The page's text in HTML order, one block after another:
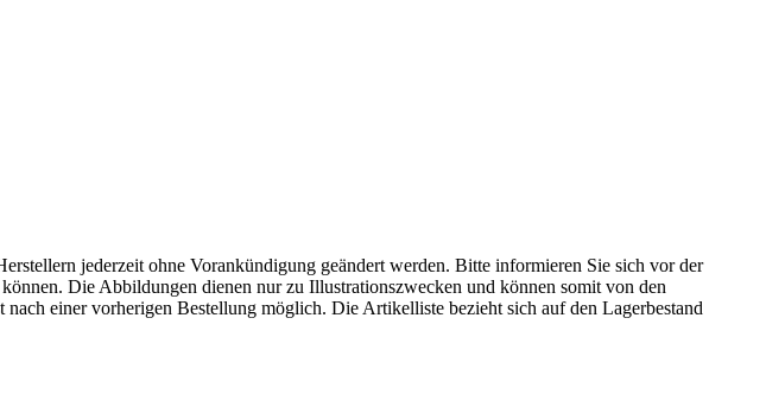
jederzeit ohne Vorankündigung geändert werden. Bitte informieren Sie sich vor der
Die Abbildungen dienen nur zu Illustrationszwecken und können somit von den
einer vorherigen Bestellung möglich. Die Artikelliste bezieht sich auf den Lagerbestand